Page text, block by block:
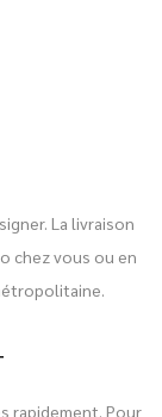
La livraison
chez vous ou en
rapidement. Pour